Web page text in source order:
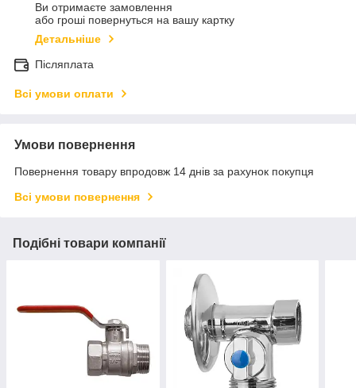
Ви отримаєте замовлення
або гроші повернуться на вашу картку
Детальніше
Післяплата
Всі умови оплати
Умови повернення
Повернення товару впродовж 14 днів за рахунок покупця
Всі умови повернення
Подібні товари компанії